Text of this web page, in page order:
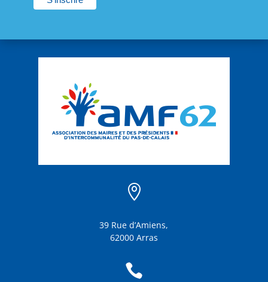

39 Rue d’Amiens,
62000 Arras
